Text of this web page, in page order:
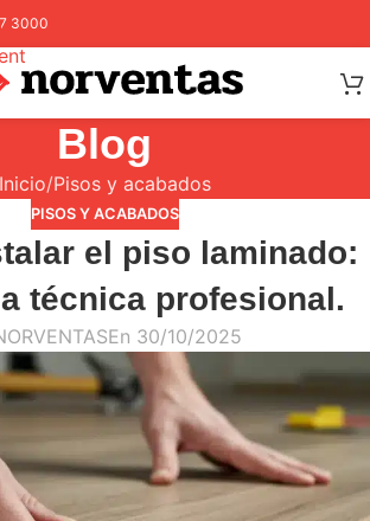
3000
Blog
Inicio Pisos y acabados
PISOS Y ACABADOS
el piso laminado:
técnica profesional.
En 30/10/2025